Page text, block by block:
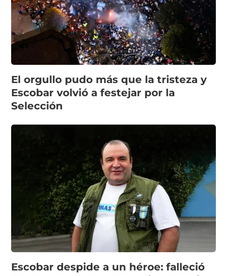
El orgullo pudo más que la tristeza y
Escobar volvió a festejar por la
Selección
Escobar despide a un héroe: falleció